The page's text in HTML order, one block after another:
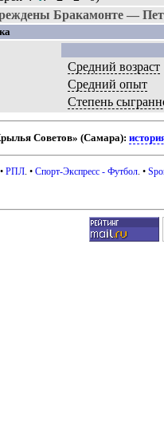
Бракамонте —
Средний возраст
Средний опыт
Степень
Советов» (Самара):
•РПЛ . •Спорт-Экспресс - Футбол . •